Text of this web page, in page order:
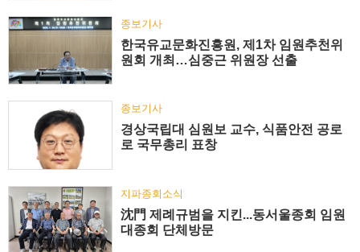
종보기사
한국유교문화진흥원, 제1차 임원추천위
원회 개최…심중근 위원장 선출
종보기사
경상국립대 심원보 교수, 식품안전 공로
로 국무총리 표창
지파종회소식
沈門 제례규범을 지킨...동서울종회 임원
대종회 단체방문